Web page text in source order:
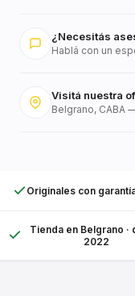
¿Necesitás
Hablá con un
Visitá nuestra
Belgrano, CABA
Originales con
Tienda en Belgrano ·
2022